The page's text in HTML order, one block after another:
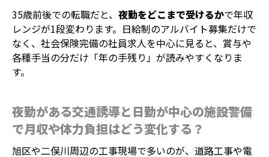
35歳前後での転職だと、 夜勤をどこまで受けるかで年収
レンジが1段変わります。日給制のアルバイト募集だけで
なく、社会保険完備の社員求人を中心に見ると、賞与や
各種手当の分だけ「年の手残り」が読みやすくなりま
す。
夜勤がある交通誘導と日勤が中心の施設警備
で月収や体力負担はどう変化する？
旭区や二俣川周辺の工事現場で多いのが、道路工事や電